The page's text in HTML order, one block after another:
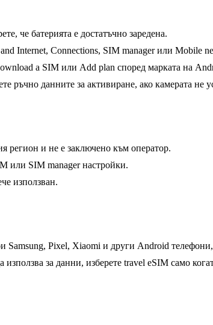
че батерията е достатъчно заредена.
Internet, Connections, SIM manager или Mobile
a SIM или Add plan според марката на
ръчно данните за активиране, ако камерата не
регион и не е заключено към оператор.
или SIM manager настройки.
използван.
Samsung, Pixel, Xiaomi и други Android
за данни, изберете travel eSIM само